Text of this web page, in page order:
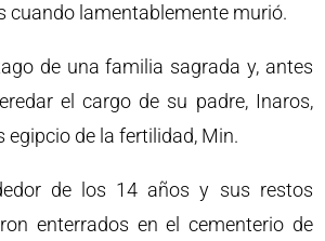
cuando lamentablemente murió.
de una familia sagrada y, antes
el cargo de su padre, Inaros,
egipcio de la fertilidad, Min.
de los 14 años y sus restos
enterrados en el cementerio de